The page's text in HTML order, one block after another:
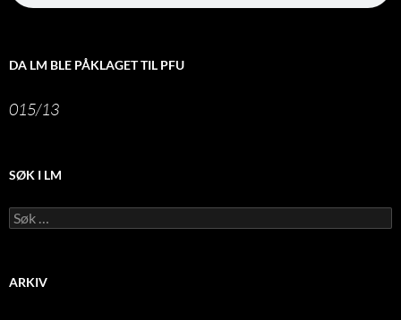
DA LM BLE PÅKLAGET TIL PFU
015/13
SØK I LM
Leit
etter:
ARKIV